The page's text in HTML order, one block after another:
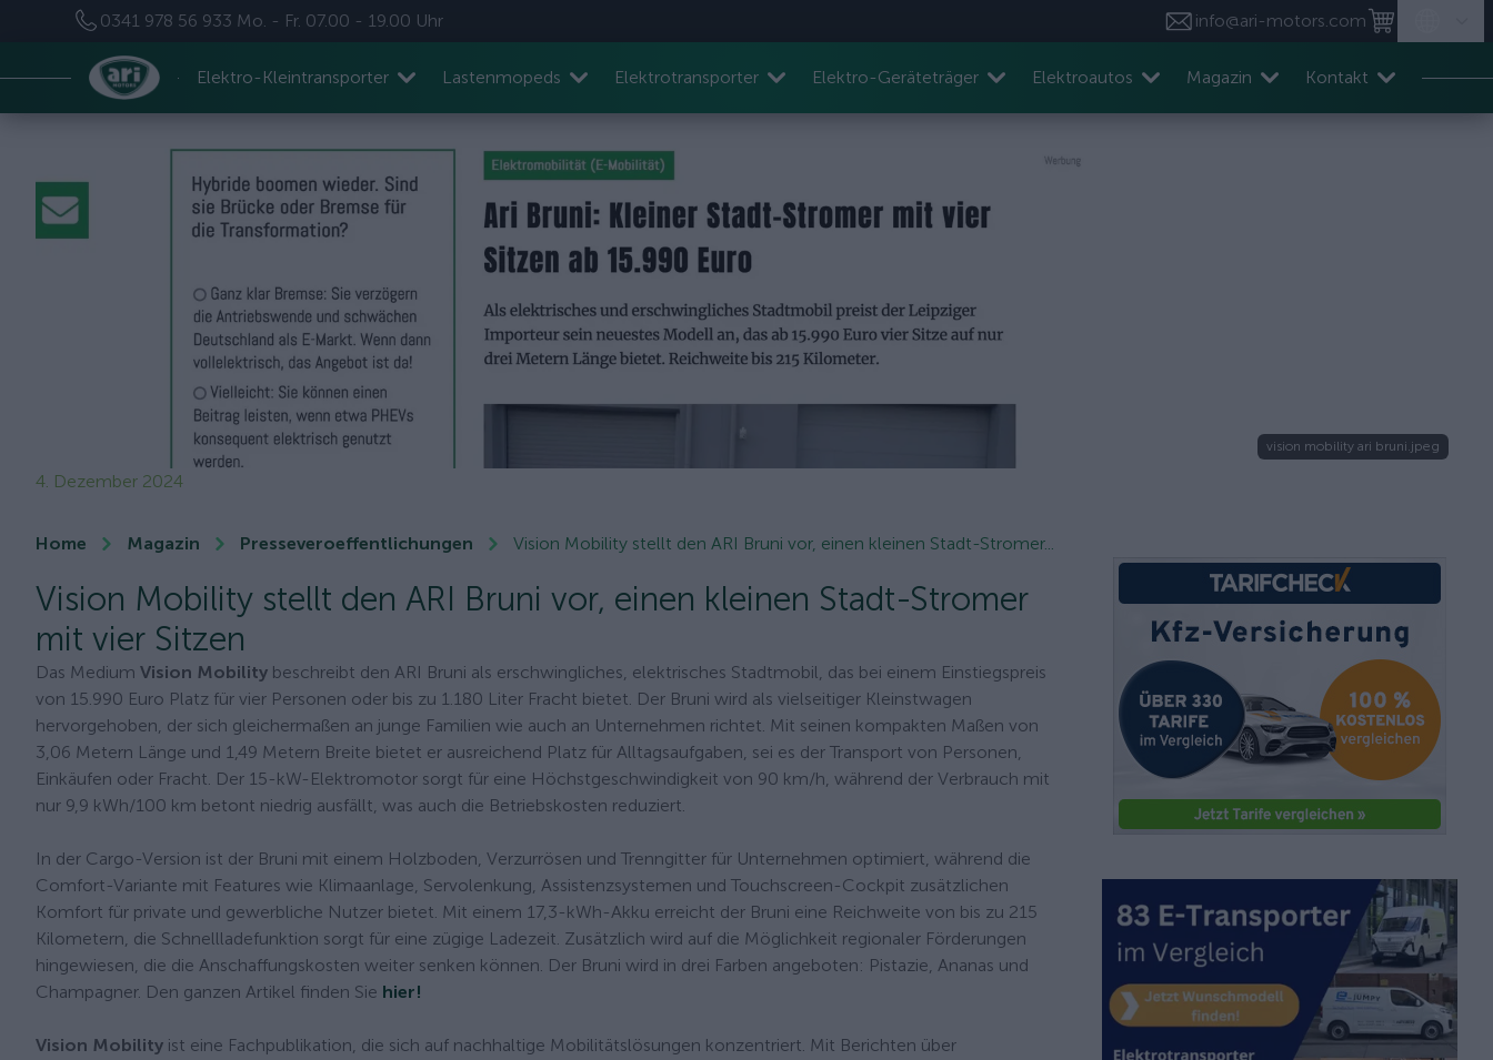
0341 978 56 933 Mo. - Fr. 07.00 - 19.00 Uhr info@ari-motors.com
Elektro-Kleintransporter Lastenmopeds Elektrotransporter Elektro-Geräteträger Elektroautos Magazin Kontakt
vision mobility ari bruni.jpeg
4. Dezember 2024
Home Magazin Presseveroeffentlichungen Vision Mobility stellt den ARI Bruni vor, einen kleinen Stadt-Stromer...
Vision Mobility stellt den ARI Bruni vor, einen kleinen Stadt-Stromer
mit vier Sitzen
Das Medium Vision Mobility beschreibt den ARI Bruni als erschwingliches, elektrisches Stadtmobil, das bei einem Einstiegspreis
von 15.990 Euro Platz für vier Personen oder bis zu 1.180 Liter Fracht bietet. Der Bruni wird als vielseitiger Kleinstwagen
hervorgehoben, der sich gleichermaßen an junge Familien wie auch an Unternehmen richtet. Mit seinen kompakten Maßen von
3,06 Metern Länge und 1,49 Metern Breite bietet er ausreichend Platz für Alltagsaufgaben, sei es der Transport von Personen,
Einkäufen oder Fracht. Der 15-kW-Elektromotor sorgt für eine Höchstgeschwindigkeit von 90 km/h, während der Verbrauch mit
nur 9,9 kWh/100 km betont niedrig ausfällt, was auch die Betriebskosten reduziert.
In der Cargo-Version ist der Bruni mit einem Holzboden, Verzurrösen und Trenngitter für Unternehmen optimiert, während die
Comfort-Variante mit Features wie Klimaanlage, Servolenkung, Assistenzsystemen und Touchscreen-Cockpit zusätzlichen
Komfort für private und gewerbliche Nutzer bietet. Mit einem 17,3-kWh-Akku erreicht der Bruni eine Reichweite von bis zu 215
Kilometern, die Schnellladefunktion sorgt für eine zügige Ladezeit. Zusätzlich wird auf die Möglichkeit regionaler Förderungen
hingewiesen, die die Anschaffungskosten weiter senken können. Der Bruni wird in drei Farben angeboten: Pistazie, Ananas und
Champagner. Den ganzen Artikel finden Sie hier!
Vision Mobility ist eine Fachpublikation, die sich auf nachhaltige Mobilitätslösungen konzentriert. Mit Berichten über